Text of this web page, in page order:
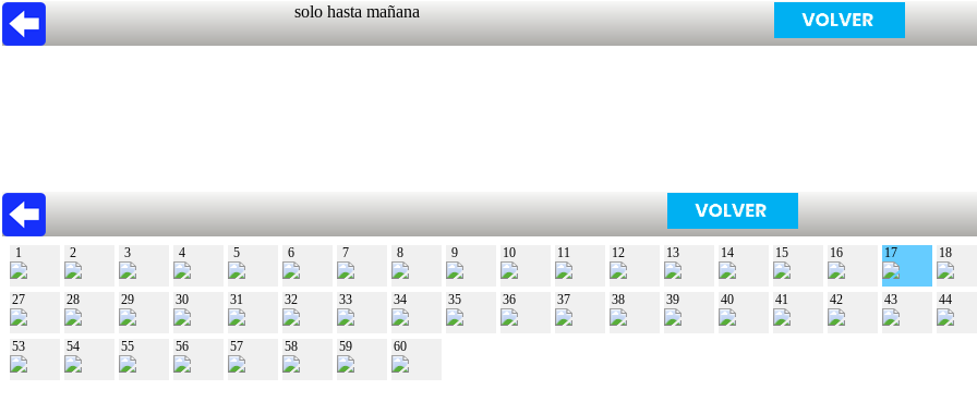
solo hasta mañana
1 2 3 4 5 6 7 8 9 10 11 12 13 14 15 16 17 18
27 28 29 30 31 32 33 34 35 36 37 38 39 40 41 42 43 44
53 54 55 56 57 58 59 60